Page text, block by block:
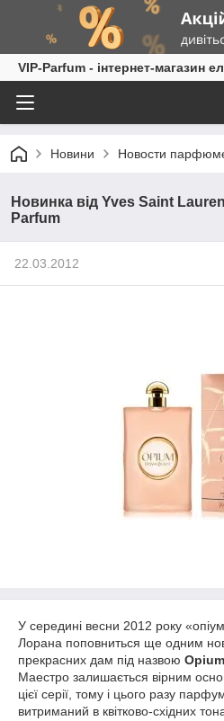
VIP-Parfum - інтернет-магазин
Новини Новости
Новинка від Yves Saint
Parfum
22.03.2012
У середині весни 2012 року
Лорана поповниться ще одним
прекрасних дам під назвою
Маестро залишається вірним
цієї серії, тому і цього разу
витриманий в квітково-східних